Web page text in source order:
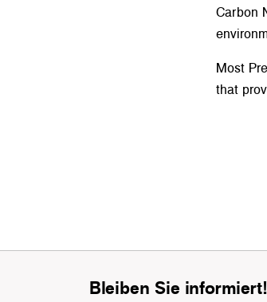
Carbon
Most
that
Bleiben Sie informiert!